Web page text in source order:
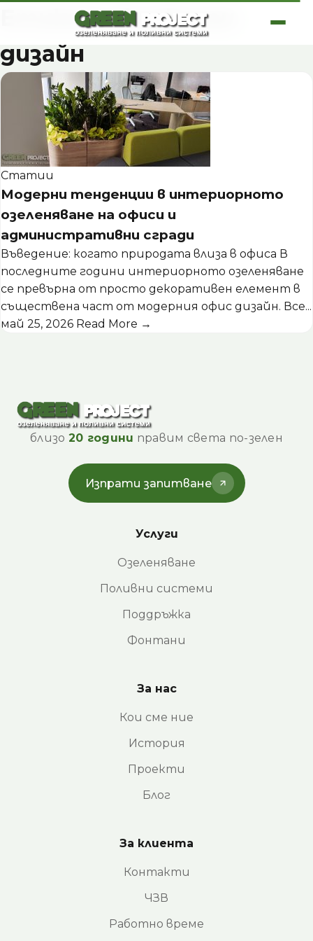
Етикет:биофилен
дизайн
Статии
Модерни тенденции в интериорното
озеленяване на офиси и
административни сгради
Въведение: когато природата влиза в офиса В
последните години интериорното озеленяване
се превърна от просто декоративен елемент в
съществена част от модерния офис дизайн. Все...
май 25, 2026 Read More →
близо 20 години правим света по-зелен
Изпрати запитване
Услуги
Озеленяване
Поливни системи
Поддръжка
Фонтани
За нас
Кои сме ние
История
Проекти
Блог
За клиента
Контакти
ЧЗВ
Работно време